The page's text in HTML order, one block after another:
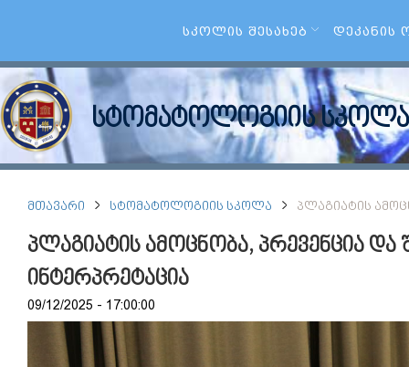
ᲡᲙᲝᲚᲘᲡ ᲨᲔᲡᲐᲮᲔᲑ ᲓᲔᲙᲐᲜᲘᲡ
სტომატოლოგიის სკოლა
ᲛᲗᲐᲕᲐᲠᲘ ᲡᲢᲝᲛᲐᲢᲝᲚᲝᲒᲘᲘᲡ ᲡᲙᲝᲚᲐ ᲞᲚᲐᲒᲘᲐᲢᲘᲡ
პლაგიატის ამოცნობა, პრევენცია და
ინტერპრეტაცია
09/12/2025 - 17:00:00